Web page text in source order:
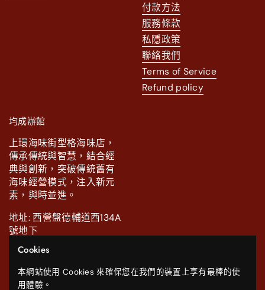
付款方法
服務條款
私隱政策
聯絡我們
Terms of Service
Refund policy
均成辦館
上環海味街型格海味店，
傳承傳統與智慧，結合經
典與創新，突破傳統舊有
海味經營模式，注入新元
素，與時並進。
地址: 西營盤德輔道西134A
號地下
電話: 2111 0886.
Facebook
Instagram
Cookies
本網站使用 Cookies 來確保您在我們的裝置上享有最棒的使
用體驗。